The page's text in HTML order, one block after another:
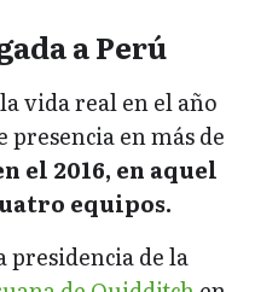
a Perú
vida real en el año
en más de
el 2016, en aquel
equipos.
presidencia de la